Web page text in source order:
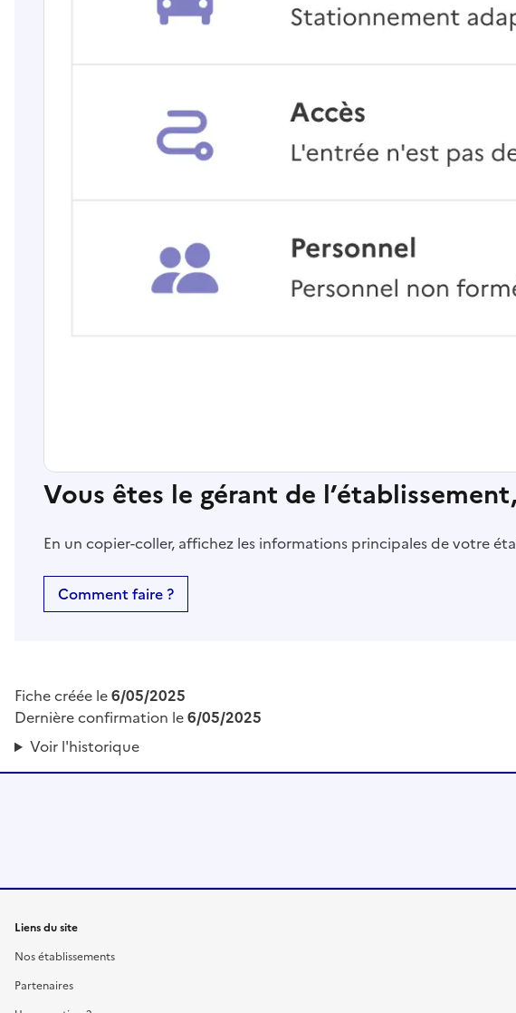
Vous êtes le gérant de
En un copier-coller, affichez les informations principales de votre
Comment faire ?
Fiche créée le6/05/2025
Dernière confirmation le6/05/2025
Voir l'historique
Liens du site
Nos établissements
Partenaires